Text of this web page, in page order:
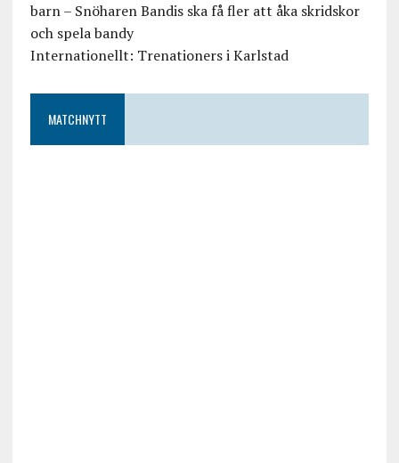
barn – Snöharen Bandis ska få fler att åka skridskor
och spela bandy
Internationellt: Trenationers i Karlstad
MATCHNYTT